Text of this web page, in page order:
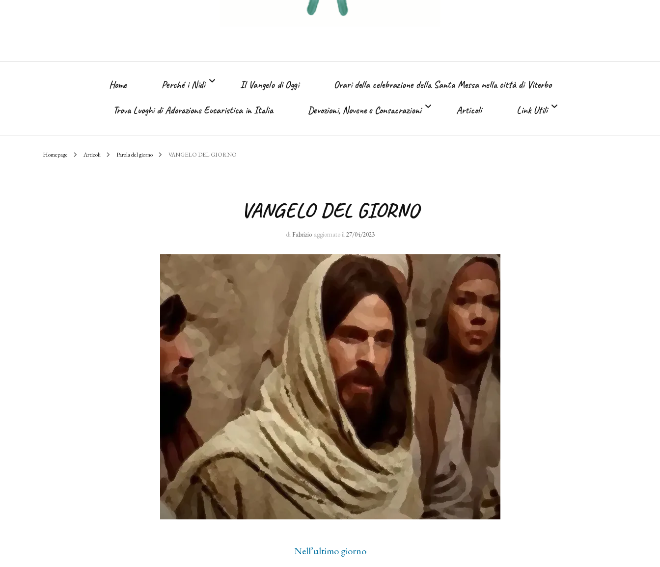
Home Perché i Nidi
Perché i Nidi dell’ Immacolata
Il Vangelo di Oggi Orari della celebrazione della Santa Messa nella città di Viterbo
Trova Luoghi di Adorazione Eucaristica in Italia Devozioni, Novene e Consacrazioni
Sacro Manto
Rosario 24 H
I primi cinque sabati del mese
Novena al Volto Santo
Via Crucis
Richieste di preghiera
Testimonianze
Articoli Link Utili
Homepage Articoli Parola del giorno VANGELO DEL GIORNO
VANGELO DEL GIORNO
di Fabrizio aggiornato il27/04/2023
Nell’ultimo giorno